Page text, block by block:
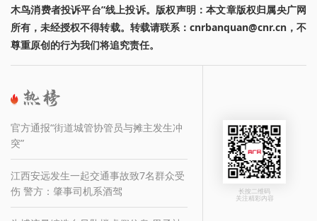
木鸟消费者投诉平台”线上投诉。版权声明：本文章版权归属央广网
所有，未经授权不得转载。转载请联系：cnrbanquan@cnr.cn，不
尊重原创的行为我们将追究责任。
官方通报“街道城管协管员与摊主发生冲
突”
江西安远发生一起交通事故致7名群众受
伤 警方：肇事司机系酒驾
长按二维码
关注精彩内容